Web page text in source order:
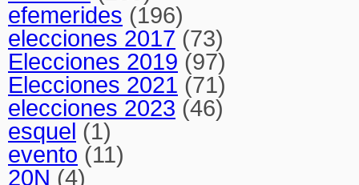
efemerides (196)
elecciones 2017 (73)
Elecciones 2019 (97)
Elecciones 2021 (71)
elecciones 2023 (46)
esquel (1)
evento (11)
20N (4)